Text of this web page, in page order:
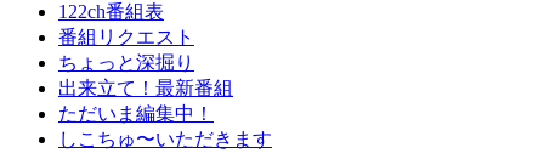
122ch番組表
番組リクエスト
ちょっと深掘り
出来立て！最新番組
ただいま編集中！
しこちゅ〜いただきます